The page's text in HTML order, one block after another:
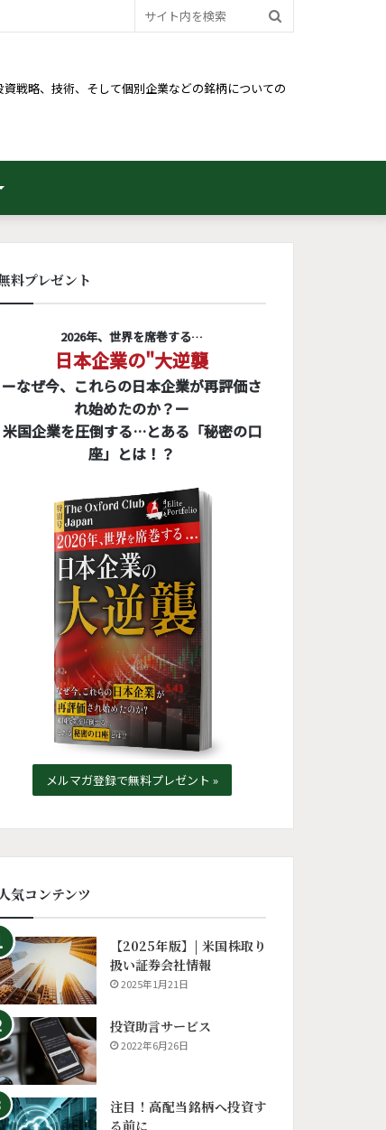
戦略、技術、そして個別企業などの銘柄についての
料プレゼント
2026年、世界を席巻する…
日本企業の"大逆襲
ーなぜ今、これらの日本企業が再評価さ
れ始めたのか？ー
米国企業を圧倒する…とある「秘密の口
座」とは！？
メルマガ登録で無料プレゼント »
人気コンテンツ
【2025年版】| 米国株取り
扱い証券会社情報
2025年1月21日
投資助言サービス
2022年6月26日
注目！高配当銘柄へ投資す
る前に